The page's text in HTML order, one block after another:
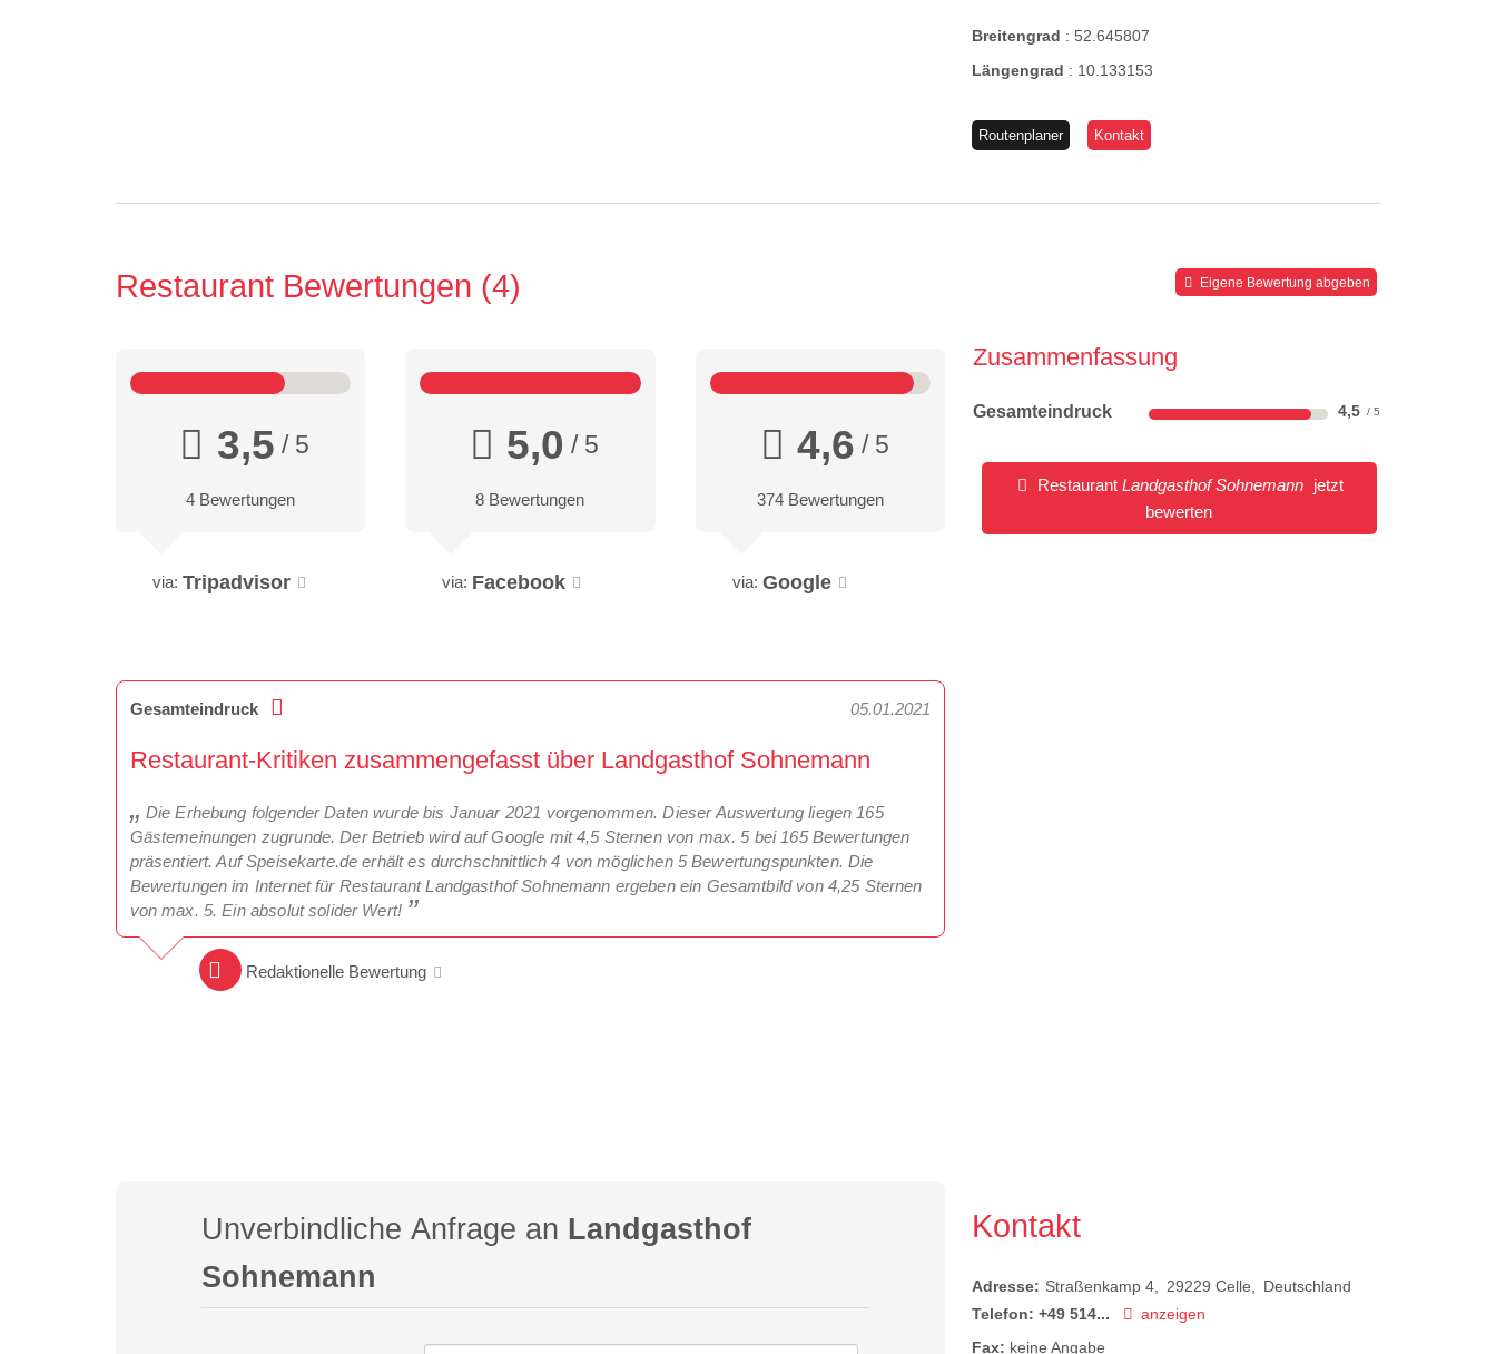
Breitengrad :52.645807
Längengrad : 10.133153
Routenplaner Kontakt
Restaurant Bewertungen 4 Eigene Bewertung abgeben
Zusammenfassung
Gesamteindruck 4,5
Restaurant Landgasthof Sohnemann jetzt
bewerten
3,5 / 5
4 Bewertungen
via: Tripadvisor
5,0 / 5
8 Bewertungen
via: Facebook
4,6 / 5
374 Bewertungen
via: Google
Gesamteindruck 05.01.2021
Restaurant-Kritiken zusammengefasst über Landgasthof Sohnemann
Die Erhebung folgender Daten wurde bis Januar 2021 vorgenommen. Dieser Auswertung liegen 165
Gästemeinungen zugrunde. Der Betrieb wird auf Google mit 4,5 Sternen von max. 5 bei 165 Bewertungen
präsentiert. Auf Speisekarte.de erhält es durchschnittlich 4 von möglichen 5 Bewertungspunkten. Die
Bewertungen im Internet für Restaurant Landgasthof Sohnemann ergeben ein Gesamtbild von 4,25 Sternen
von max. 5. Ein absolut solider Wert!
Redaktionelle Bewertung
Unverbindliche Anfrage an Landgasthof
Sohnemann
Kontakt
Adresse: Straßenkamp 4 29229 Celle
Deutschland
Telefon: +49 514...
anzeigen
Fax: keine Angabe